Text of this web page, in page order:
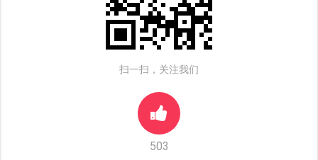
扫一扫，关注我们
503